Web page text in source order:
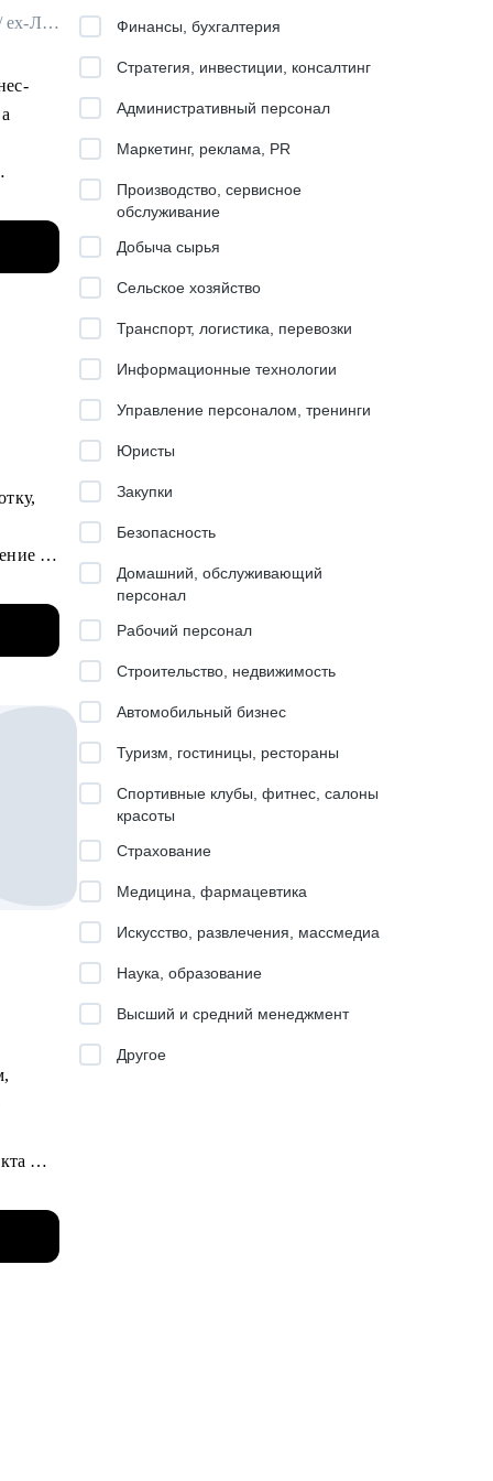
Руководитель ИТ-проектов в Международный аэропорт "Шереметьево" / ex-Лукойл
с
и
Финансы, бухгалтерия
Стратегия, инвестиции, консалтинг
Административный персонал
Маркетинг, реклама, PR
Производство, сервисное
обслуживание
Добыча сырья
Сельское хозяйство
Транспорт, логистика, перевозки
Информационные технологии
Управление персоналом, тренинги
Юристы
Закупки
Безопасность
Домашний, обслуживающий
персонал
Рабочий персонал
Строительство, недвижимость
Автомобильный бизнес
Туризм, гостиницы, рестораны
Спортивные клубы, фитнес, салоны
красоты
Страхование
Медицина, фармацевтика
Искусство, развлечения, массмедиа
Наука, образование
Высший и средний менеджмент
Другое